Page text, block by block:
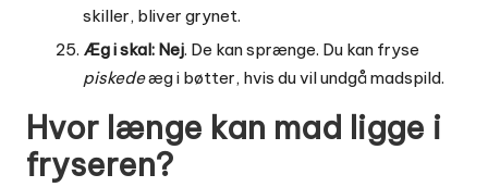
skiller, bliver grynet.
Æg i skal: Nej. De kan sprænge. Du kan fryse
piskedeæg i bøtter, hvis du vil undgå madspild.
Hvor længe kan mad ligge i
fryseren?